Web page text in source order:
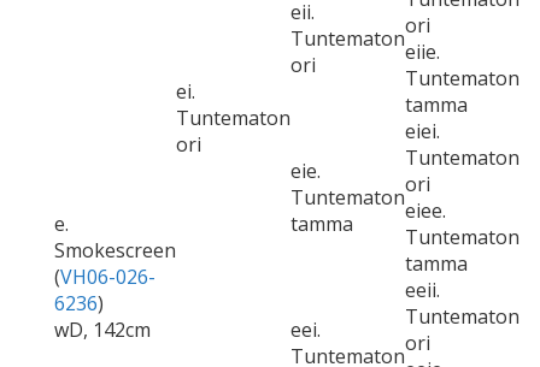
e.
Smokescreen
(VH06-026-
6236)
wD, 142cm
ei.
Tuntematon
ori
eii.
Tuntematon
ori
ori
eiie.
Tuntematon
tamma
eie.
Tuntematon
tamma
eiei.
Tuntematon
ori
eiee.
Tuntematon
tamma
eei.
Tuntematon
eeii.
Tuntematon
ori